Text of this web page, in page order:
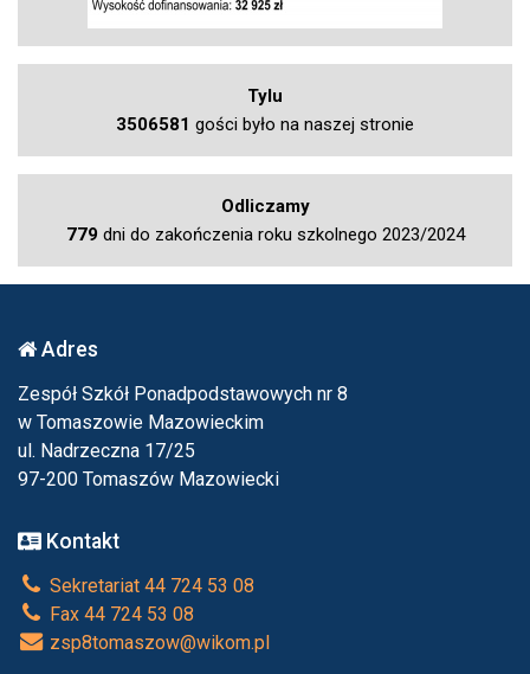
Tylu
3506581 gości było na naszej stronie
Odliczamy
779 dni do zakończenia roku szkolnego 2023/2024
Adres
Zespół Szkół Ponadpodstawowych nr 8
w Tomaszowie Mazowieckim
ul. Nadrzeczna 17/25
97-200 Tomaszów Mazowiecki
Kontakt
Sekretariat 44 724 53 08
Fax 44 724 53 08
zsp8tomaszow@wikom.pl